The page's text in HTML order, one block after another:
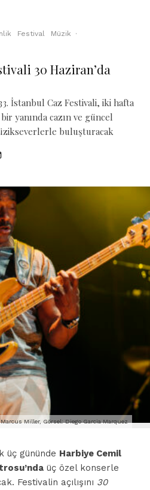
Festival Müzik
·
30 Haziran’da
İstanbul Caz Festivali, iki hafta
yanında cazın ve güncel
buluşturacak
Marcus Miller, Görsel: Diego Garcia Marquez
üç gününde Harbiye Cemil
üç özel konserle
Festivalin açılışını 30